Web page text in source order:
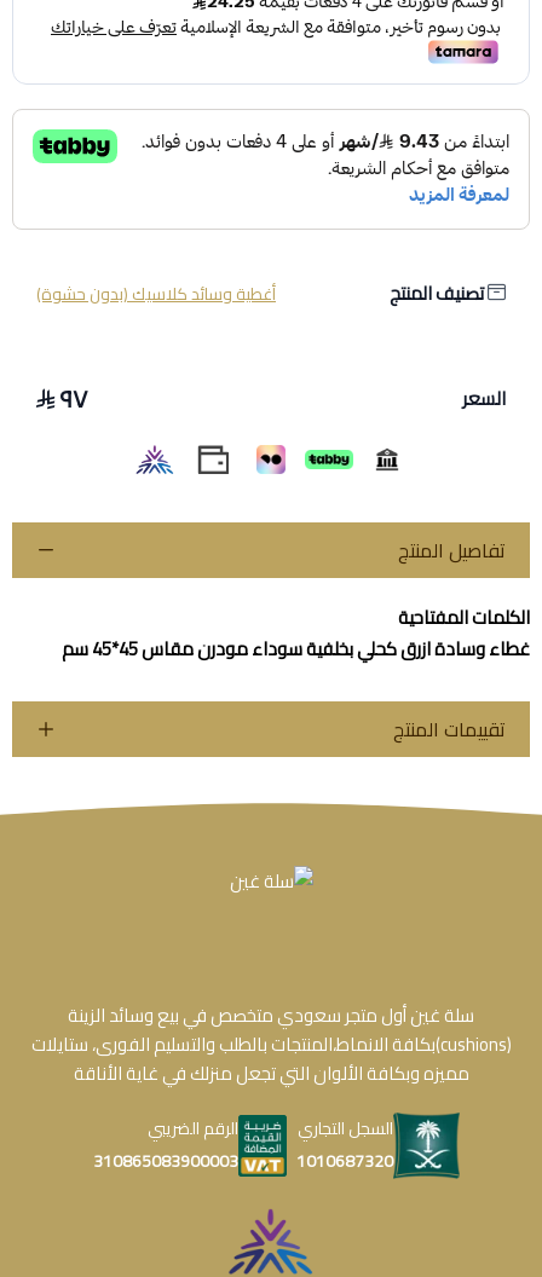
تصنيف المنتج أغطية وسائد كلاسيك (بدون حشوة)
السعر ٩٧
تفاصيل المنتج
الكلمات المفتاحية
غطاء وسادة ازرق كحلي بخلفية سوداء مودرن مقاس 45*45 سم
تقييمات المنتج
سلة غين أول متجر سعودي متخصص في بيع وسائد الزينة
(cushions)بكافة الانماط،المنتجات بالطلب والتسليم الفورى، ستايلات
مميزه وبكافة الألوان التي تجعل منزلك في غاية الأناقة
السجل التجاري
1010687320
الرقم الضريبي
310865083900003